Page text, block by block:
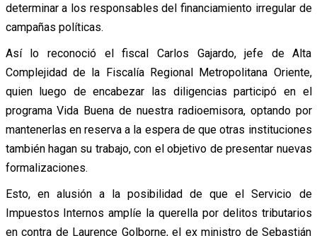
determinar a los responsables del financiamiento irregular de
campañas políticas.
Así lo reconoció el fiscal Carlos Gajardo, jefe de Alta
Complejidad de la Fiscalía Regional Metropolitana Oriente,
quien luego de encabezar las diligencias participó en el
programa Vida Buena de nuestra radioemisora, optando por
mantenerlas en reserva a la espera de que otras instituciones
también hagan su trabajo, con el objetivo de presentar nuevas
formalizaciones.
Esto, en alusión a la posibilidad de que el Servicio de
Impuestos Internos amplíe la querella por delitos tributarios
en contra de Laurence Golborne, el ex ministro de Sebastián